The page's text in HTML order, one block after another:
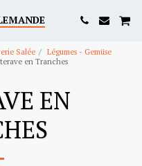
Salée
Légumes - Gemüse
en Tranches
EN